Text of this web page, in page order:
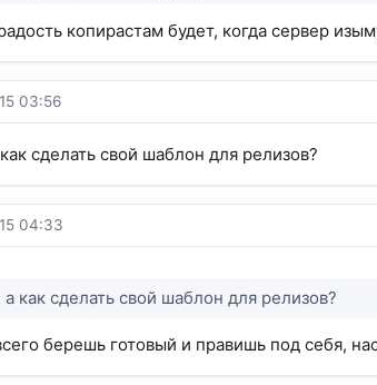
копирастам будет, когда сервер
03:56
сделать свой шаблон для релизов?
04:33
как сделать свой шаблон для релизов?
берешь готовый и правишь под себя,